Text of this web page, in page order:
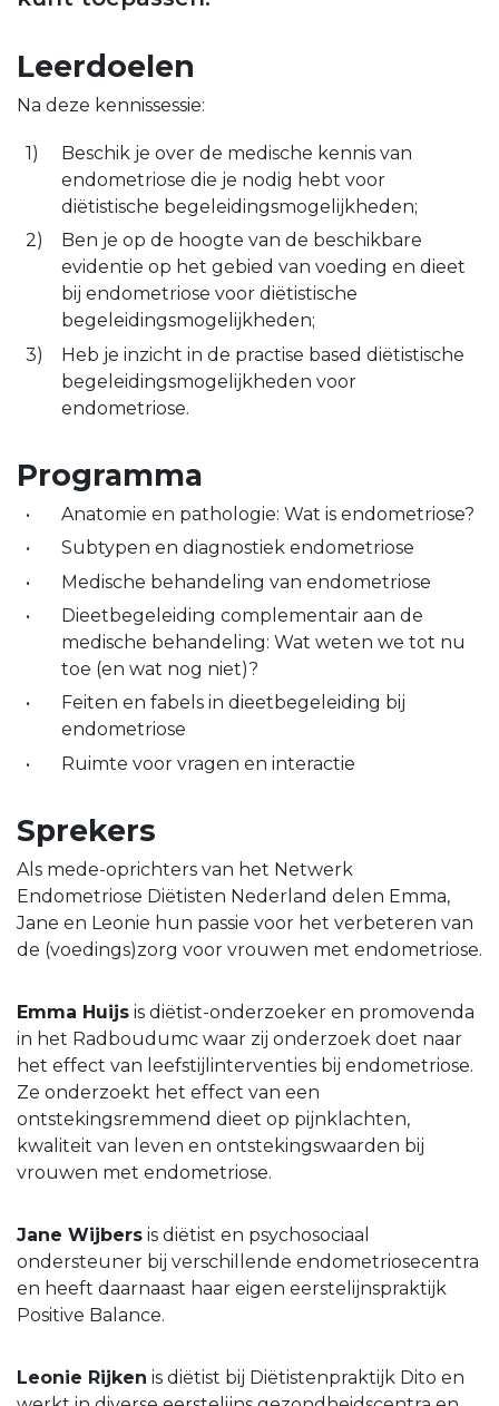
Leerdoelen
Na deze kennissessie:
Beschik je over de medische kennis van
endometriose die je nodig hebt voor
diëtistische begeleidingsmogelijkheden;
Ben je op de hoogte van de beschikbare
evidentie op het gebied van voeding en dieet
bij endometriose voor diëtistische
begeleidingsmogelijkheden;
Heb je inzicht in de practise based diëtistische
begeleidingsmogelijkheden voor
endometriose.
Programma
Anatomie en pathologie: Wat is endometriose?
Subtypen en diagnostiek endometriose
Medische behandeling van endometriose
Dieetbegeleiding complementair aan de
medische behandeling: Wat weten we tot nu
toe (en wat nog niet)?
Feiten en fabels in dieetbegeleiding bij
endometriose
Ruimte voor vragen en interactie
Sprekers
Als mede-oprichters van het Netwerk
Endometriose Diëtisten Nederland delen Emma,
Jane en Leonie hun passie voor het verbeteren van
de (voedings)zorg voor vrouwen met endometriose.
Emma Huijs is diëtist-onderzoeker en promovenda
in het Radboudumc waar zij onderzoek doet naar
het effect van leefstijlinterventies bij endometriose.
Ze onderzoekt het effect van een
ontstekingsremmend dieet op pijnklachten,
kwaliteit van leven en ontstekingswaarden bij
vrouwen met endometriose.
Jane Wijbers is diëtist en psychosociaal
ondersteuner bij verschillende endometriosecentra
en heeft daarnaast haar eigen eerstelijnspraktijk
Positive Balance.
Leonie Rijken is diëtist bij Diëtistenpraktijk Dito en